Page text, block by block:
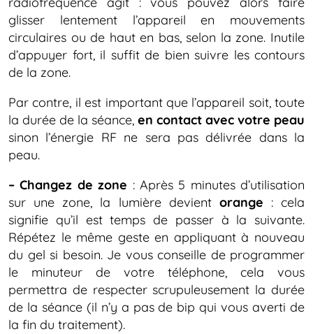
glisser lentement l’appareil en mouvements
circulaires ou de haut en bas, selon la zone. Inutile
d’appuyer fort, il suffit de bien suivre les contours
de la zone.
Par contre, il est important que l’appareil soit, toute
la durée de la séance, en contact avec votre peau
sinon l’énergie RF ne sera pas délivrée dans la
peau.
– Changez de zone : Après 5 minutes d’utilisation
sur une zone, la lumière devient orange : cela
signifie qu’il est temps de passer à la suivante.
Répétez le même geste en appliquant à nouveau
du gel si besoin. Je vous conseille de programmer
le minuteur de votre téléphone, cela vous
permettra de respecter scrupuleusement la durée
de la séance (il n’y a pas de bip qui vous averti de
la fin du traitement).